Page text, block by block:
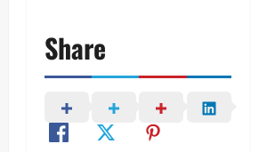
Share